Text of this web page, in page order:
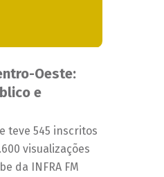
Oeste:
e
teve 545 inscritos
visualizações
da INFRA FM